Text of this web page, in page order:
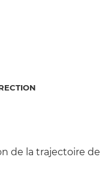
de la trajectoire de